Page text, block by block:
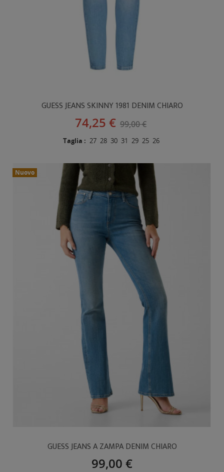
GUESS JEANS SKINNY 1981 DENIM CHIARO
74,25 € 99,00 €
Taglia : 27 28 30 31 29 25 26
Nuovo
GUESS JEANS A ZAMPA DENIM CHIARO
99,00 €